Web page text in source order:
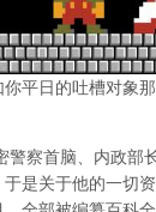
平日的吐槽对象
警察首脑、内政部
是关于他的一切